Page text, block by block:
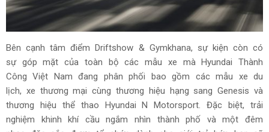
Bên cạnh tâm điểm Driftshow & Gymkhana, sự kiện còn có
sự góp mặt của toàn bộ các mẫu xe mà Hyundai Thành
Công Việt Nam đang phân phối bao gồm các mẫu xe du
lịch, xe thương mại cùng thương hiệu hạng sang Genesis và
thương hiệu thể thao Hyundai N Motorsport. Đặc biệt, trải
nghiệm khinh khí cầu ngắm nhìn thành phố và một đêm